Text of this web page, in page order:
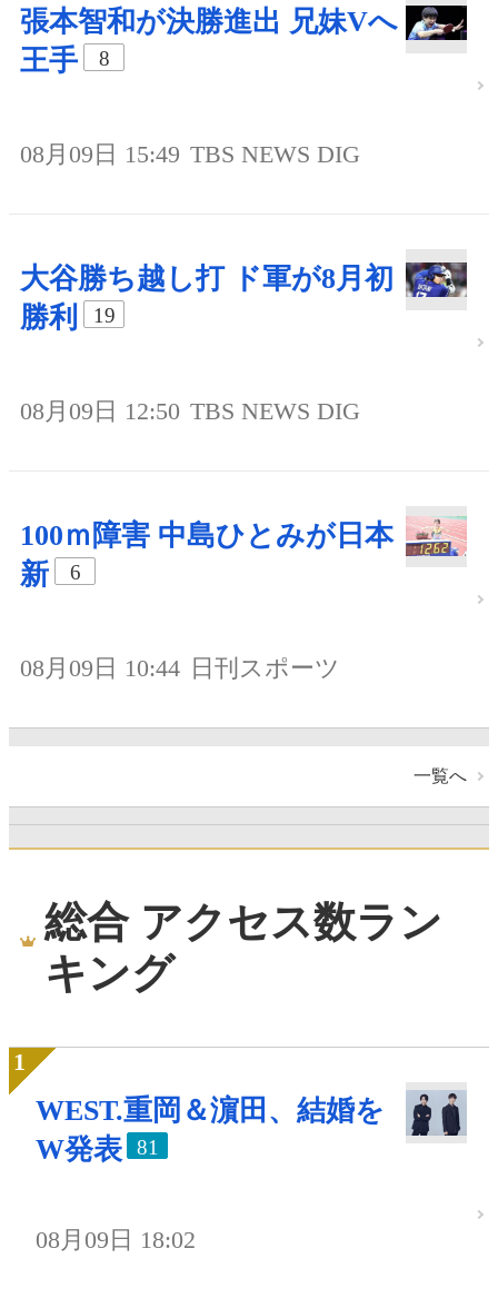
張本智和が決勝進出 兄妹Vへ
王手
8
08月09日 15:49 TBS NEWS DIG
大谷勝ち越し打 ド軍が8月初
勝利
19
08月09日 12:50 TBS NEWS DIG
100ｍ障害 中島ひとみが日本
新
6
08月09日 10:44 日刊スポーツ
一覧へ
総合 アクセス数ラン
キング
WEST.重岡＆濵田、結婚を
W発表
81
08月09日 18:02